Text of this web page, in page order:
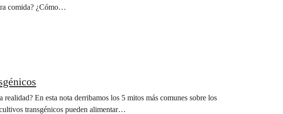
comida? ¿Cómo…
realidad? En esta nota derribamos los 5 mitos más comunes sobre los
transgénicos pueden alimentar…